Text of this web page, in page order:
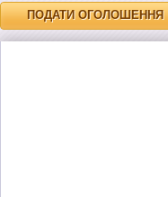
ПОДАТИ ОГОЛОШЕННЯ